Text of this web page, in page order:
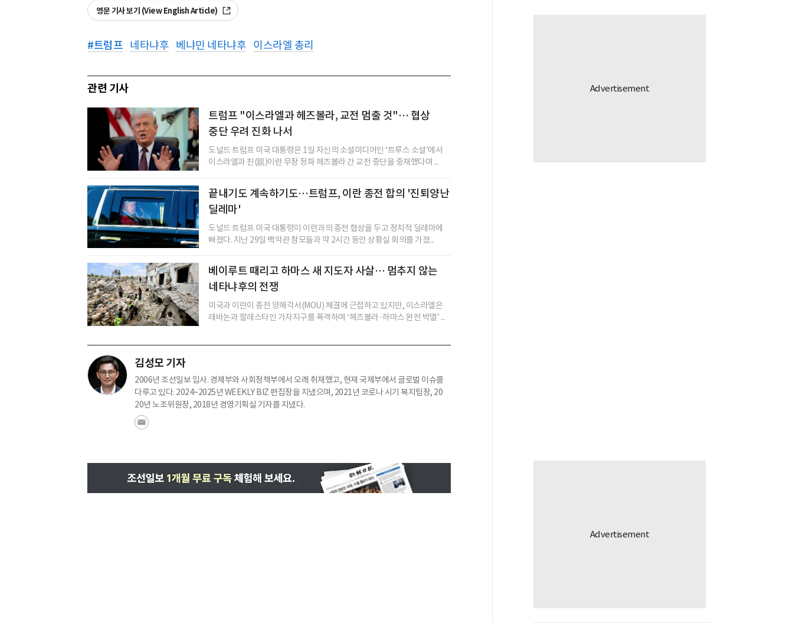
영문 기사 보기 (View English Article)
#트럼프 네타냐후 베냐민 네타냐후 이스라엘 총리
관련 기사
트럼프 "이스라엘과 헤즈볼라, 교전 멈출 것"… 협상
중단 우려 진화 나서
도널드 트럼프 미국 대통령은 1일 자신의 소셜미디어인 ‘트루스 소셜’에서
이스라엘과 친(親)이란 무장 정파 헤즈볼라 간 교전 중단을 중재했다며 ...
끝내기도 계속하기도…트럼프, 이란 종전 합의 '진퇴양난
딜레마'
도널드 트럼프 미국 대통령이 이란과의 종전 협상을 두고 정치적 딜레마에
빠졌다. 지난 29일 백악관 참모들과 약 2시간 동안 상황실 회의를 가졌...
베이루트 때리고 하마스 새 지도자 사살… 멈추지 않는
네타냐후의 전쟁
미국과 이란이 종전 양해각서(MOU) 체결에 근접하고 있지만, 이스라엘은
레바논과 팔레스타인 가자지구를 폭격하며 ‘헤즈볼라·하마스 완전 박멸’ ...
김성모 기자
2006년 조선일보 입사. 경제부와 사회정책부에서 오래 취재했고, 현재 국제부에서 글로벌 이슈를
다루고 있다. 2024~2025년 WEEKLY BIZ 편집장을 지냈으며, 2021년 코로나 시기 복지팀장, 20
20년 노조위원장, 2018년 경영기획실 기자를 지냈다.